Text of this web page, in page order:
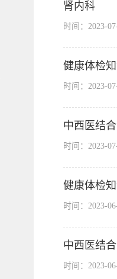
肾内科
时间：2023-
健康体检
时间：2023-
中西医结
时间：2023-
健康体检
时间：2023-
中西医结
时间：2023-